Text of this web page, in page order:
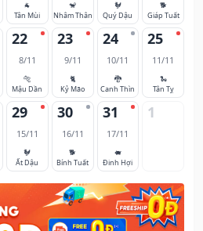
🐐
Tân Mùi
🐒
Nhâm Thân
🐓
Quý Dậu
🐕
Giáp Tuất
22
8/11
🐅
Mậu Dần
23
9/11
🐈
Kỷ Mão
24
10/11
🐉
Canh Thìn
25
11/11
🐍
Tân Tỵ
29
15/11
🐓
Ất Dậu
30
16/11
🐕
Bính Tuất
31
17/11
🐖
Đinh Hợi
1